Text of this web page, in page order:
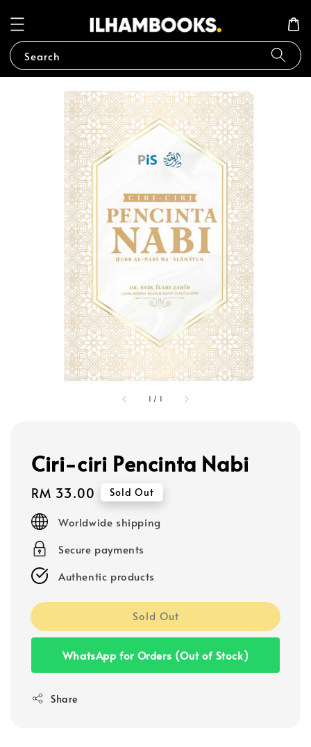
Search
1 / 1
Ciri-ciri Pencinta Nabi
Regular
price
RM 33.00 Sold Out
Worldwide shipping
Secure payments
Authentic products
Sold Out
WhatsApp for Orders (Out of Stock)
Share